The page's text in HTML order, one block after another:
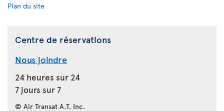
Plan du site
Centre de réservations
Nous joindre
24 heures sur 24
7 jours sur 7
© Air Transat A.T. Inc.